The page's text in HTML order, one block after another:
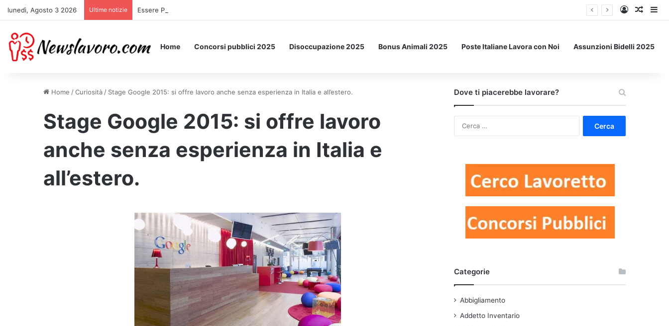
lunedì, Agosto 3 2026 Ultime notizie Essere Pagati per Stare a Letto: ecco l’esperimento spaziale. Accedi
Un
Home Concorsi pubblici 2025 Disoccupazione 2025 Bonus Animali 2025 Poste Italiane Lavora con Noi Assunzioni Bidelli 2025
Home /Curiosità / Stage Google 2015: si offre lavoro anche senza esperienza in Italia e all’estero.
Stage Google 2015: si offre lavoro
anche senza esperienza in Italia e
all’estero.
Dove ti piacerebbe lavorare?
Categorie
Abbigliamento
Addetto Inventario